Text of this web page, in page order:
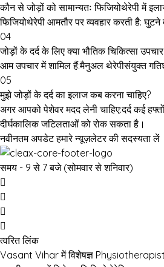
कौन से जोड़ों को सामान्यतः फिजियोथेरेपी में
फिजियोथेरेपी आमतौर पर व्यवहार करती है: घुटने
04
जोड़ों के दर्द के लिए क्या भौतिक चिकित्सा
आम उपचार में शामिल हैं:मैनुअल थेरेपीसंयुक्त
05
मुझे जोड़ों के दर्द का इलाज कब करना चाहिए?
अगर आपको पेशेवर मदद लेनी चाहिए:दर्द कई
दीर्घकालिक जटिलताओं को रोक सकता है।
नवीनतम अपडेट हमारे न्यूज़लेटर की सदस्यता लें
समय - 9 से 7 बजे (सोमवार से शनिवार)
त्वरित लिंक
Vasant Vihar में विशेषज्ञ Physiotherapist